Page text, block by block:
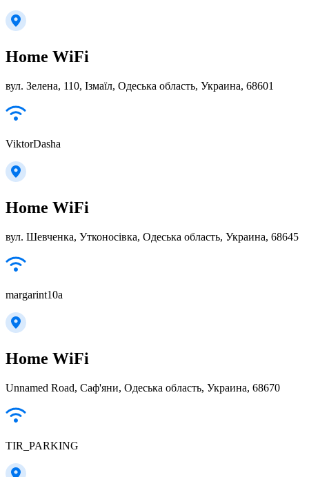
Home WiFi
вул. Зелена, 110, Ізмаїл, Одеська область, Украина, 68601
ViktorDasha
Home WiFi
вул. Шевченка, Утконосівка, Одеська область, Украина, 68645
margarint10a
Home WiFi
Unnamed Road, Саф'яни, Одеська область, Украина, 68670
TIR_PARKING